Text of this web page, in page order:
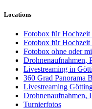
Locations
Fotobox für Hochzeit
Fotobox für
Fotobox ohne oder
Drohnenaufnahmen,
Livestreaming in
360 Grad Panorama
Livestreaming
Drohnenaufnahmen,
Turnierfotos